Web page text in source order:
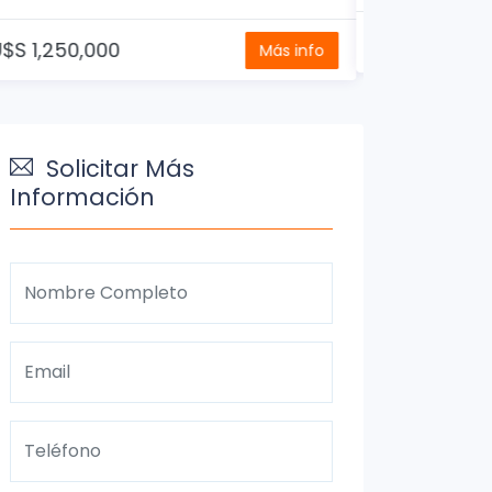
U$S 1,200,000 Más info
Solicitar Más
Información